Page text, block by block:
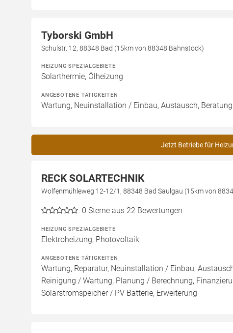
Tyborski GmbH
Schulstr. 12, 88348 Bad (15km von 88348 Bahnstock)
HEIZUNG SPEZIALGEBIETE
Solarthermie, Ölheizung
ANGEBOTENE TÄTIGKEITEN
Wartung, Neuinstallation / Einbau, Austausch, Beratung
Jetzt Betriebe für
RECK SOLARTECHNIK
Wolfenmühleweg 12-12/1, 88348 Bad Saulgau (15km von
0 Sterne aus 22 Bewertungen
HEIZUNG SPEZIALGEBIETE
Elektroheizung, Photovoltaik
ANGEBOTENE TÄTIGKEITEN
Wartung, Reparatur, Neuinstallation / Einbau,
Reinigung / Wartung, Planung / Berechnung,
Solarstromspeicher / PV Batterie, Erweiterung